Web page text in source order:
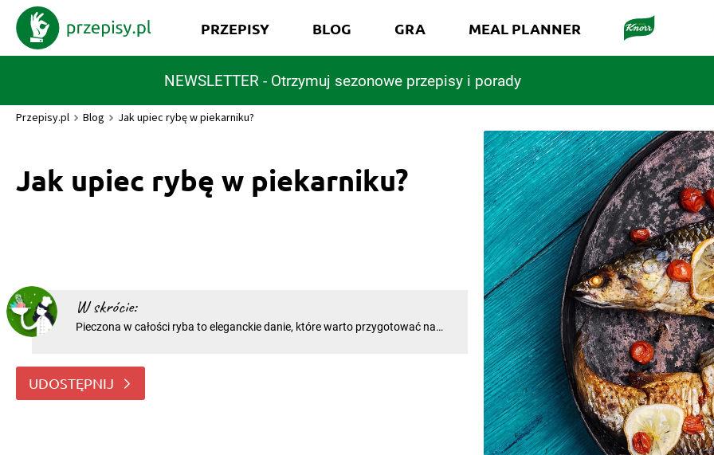
NEWSLETTER - Otrzymuj sezonowe przepisy i porady
PRZEPISY BLOG GRA MEAL PLANNER
Przepisy.pl Blog Jak upiec rybę w piekarniku?
Jak upiec rybę w piekarniku?
W skrócie:
Pieczona w całości ryba to eleganckie danie, które warto przygotować na
całą rybę w piekarniku? Ryby piecz
UDOSTĘPNIJ